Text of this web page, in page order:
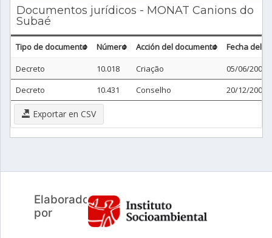
Documentos jurídicos - MONAT Canions do
Subaé
Tipo de documento Número Acción del documento
Fecha del
Decreto
10.018 Criação
05/06/2006
Decreto
10.431 Conselho 20/12/2006
Exportar en CSV